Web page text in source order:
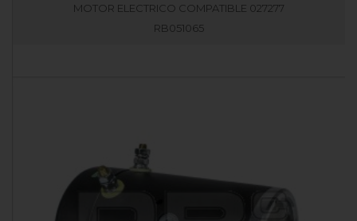
MOTOR ELECTRICO COMPATIBLE 027277
RB051065